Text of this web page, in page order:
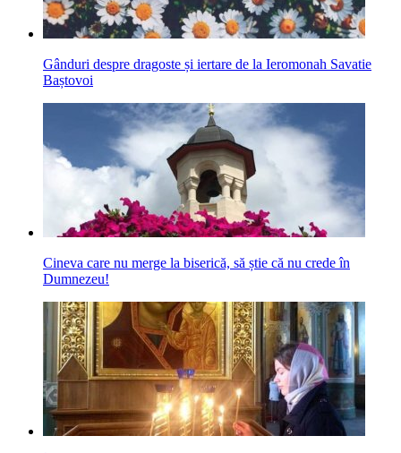
Gânduri despre dragoste și iertare de la Ieromonah Savatie
Baștovoi
Cineva care nu merge la biserică, să știe că nu crede în
Dumnezeu!